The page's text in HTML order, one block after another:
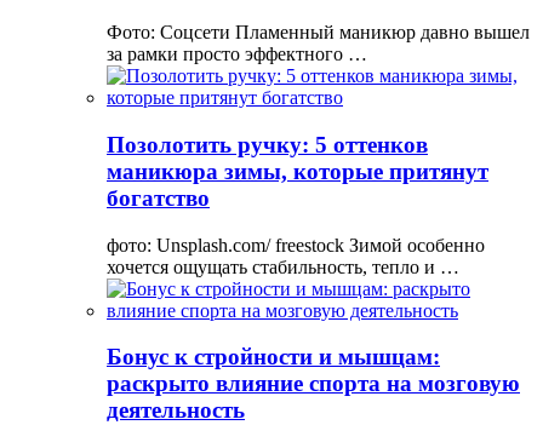
Фото: Соцсети Пламенный маникюр давно вышел
за рамки просто эффектного …
Позолотить ручку: 5 оттенков
маникюра зимы, которые притянут
богатство
фото: Unsplash.com/ freestock Зимой особенно
хочется ощущать стабильность, тепло и …
Бонус к стройности и мышцам:
раскрыто влияние спорта на мозговую
деятельность